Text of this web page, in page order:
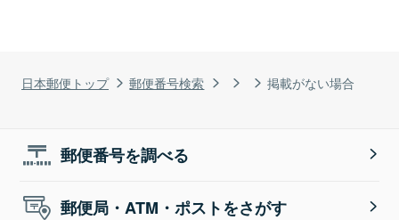
日本郵便トップ 郵便番号検索 掲載がない場合
郵便番号を調べる
郵便局・ATM・ポストをさがす